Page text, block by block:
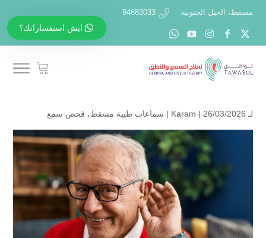
مسقط، الحيل الجنوبية 94683033
لـ Karam | 26/03/2026 | سماعات طبية مسقط، فحص سمع
ايش استفساراتك؟